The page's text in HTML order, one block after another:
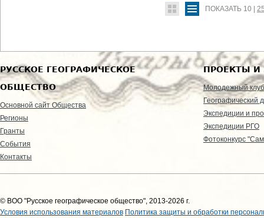
ПОКАЗАТЬ 10
РУССКОЕ ГЕОГРАФИЧЕСКОЕ
ОБЩЕСТВО
Основной сайт Общества
Регионы
Гранты
События
Контакты
ПРОЕКТЫ И
Молодежный клуб
Географический
Экспедиции и
Экспедиции РГО
Фотоконкурс
© ВОО "Русское географическое общество", 2013-2026 г.
Условия использования материалов Политика защиты и обработки